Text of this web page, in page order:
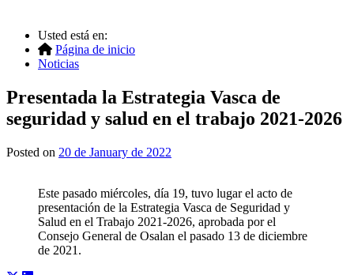
Usted está en:
Página de inicio
Noticias
Presentada la Estrategia Vasca de
seguridad y salud en el trabajo 2021-2026
Posted on 20 de January de 2022
Este pasado miércoles, día 19, tuvo lugar el acto de
presentación de la Estrategia Vasca de Seguridad y
Salud en el Trabajo 2021-2026, aprobada por el
Consejo General de Osalan el pasado 13 de diciembre
de 2021.